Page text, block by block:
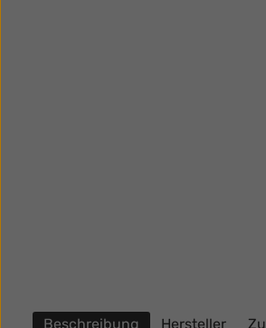
Beschreibung Hersteller